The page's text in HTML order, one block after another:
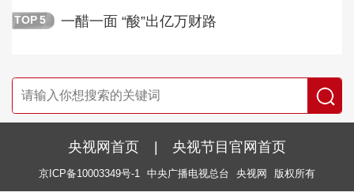
TOP 5 一醋一面 “酸”出亿万财路
央视网首页 | 央视节目官网首页
京ICP备10003349号-1 中央广播电视总台 央视网 版权所有